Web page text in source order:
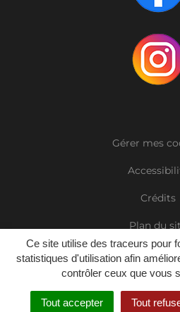
Ce site utilise des traceurs pour
statistiques d'utilisation afin
contrôler ceux que vous
Tout accepter Tout
Gérer mes
Crédits
Plan du
Mentions
Politique de